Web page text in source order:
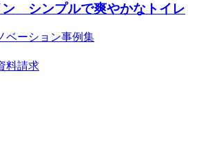
ン シンプルで爽やかなトイレ
ベーション事例集
料請求